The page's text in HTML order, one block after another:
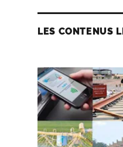
LES CONTENUS